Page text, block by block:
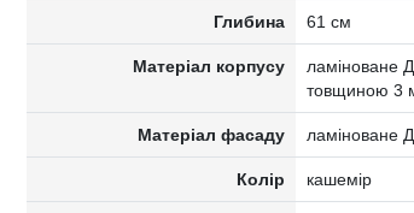
Глибина 61 см
Матеріал корпусу
ламіноване
товщиною 3
Матеріал фасаду ламіноване
Колір кашемір